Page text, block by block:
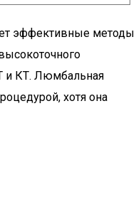
эффективные методы
и КТ. Люмбальная
хотя она